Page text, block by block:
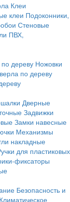
Клеи
клеи Подоконники,
Стеновые
ПВХ,
дереву Ножовки
по дереву
Дверные
Задвижки
Замки навесные
Механизмы
накладные
для пластиковых
фиксаторы
Безопасность и
Климатическое